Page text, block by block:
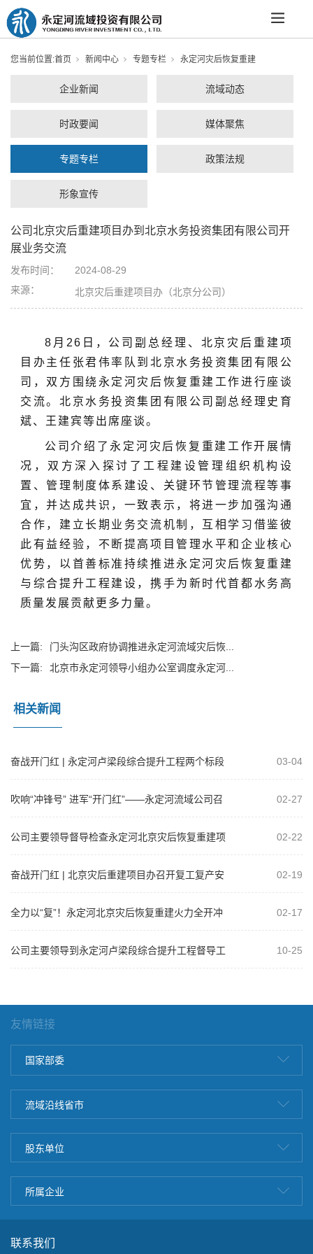
您当前位置:首页 新闻中心 专题专栏 永定河灾后恢复重建
企业新闻 流域动态
时政要闻 媒体聚焦
专题专栏 政策法规
形象宣传
公司北京灾后重建项目办到北京水务投资集团有限公司开
展业务交流
发布时间：
2024-08-29
来源：
北京灾后重建项目办（北京分公司）
8月26日，公司副总经理、北京灾后重建项
目办主任张君伟率队到北京水务投资集团有限公
司，双方围绕永定河灾后恢复重建工作进行座谈
交流。北京水务投资集团有限公司副总经理史育
斌、王建宾等出席座谈。
公司介绍了永定河灾后恢复重建工作开展情
况，双方深入探讨了工程建设管理组织机构设
置、管理制度体系建设、关键环节管理流程等事
宜，并达成共识，一致表示，将进一步加强沟通
合作，建立长期业务交流机制，互相学习借鉴彼
此有益经验，不断提高项目管理水平和企业核心
优势，以首善标准持续推进永定河灾后恢复重建
与综合提升工程建设，携手为新时代首都水务高
质量发展贡献更多力量。
上一篇:
门头沟区政府协调推进永定河流域灾后恢...
下一篇:
北京市永定河领导小组办公室调度永定河...
相关新闻
奋战开门红 | 永定河卢梁段综合提升工程两个标段
03-04
吹响“冲锋号” 进军“开门红”——永定河流域公司召
02-27
公司主要领导督导检查永定河北京灾后恢复重建项
02-22
奋战开门红 | 北京灾后重建项目办召开复工复产安
02-19
全力以“复”！永定河北京灾后恢复重建火力全开冲
02-17
公司主要领导到永定河卢梁段综合提升工程督导工
10-25
友情链接
国家部委
流域沿线省市
股东单位
所属企业
联系我们